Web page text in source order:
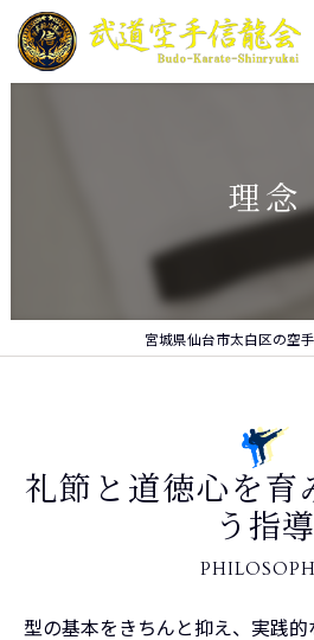
理念
宮城県仙台市太白区の空
礼節と道徳心を育
う指導
型の基本をきちんと抑え、実践